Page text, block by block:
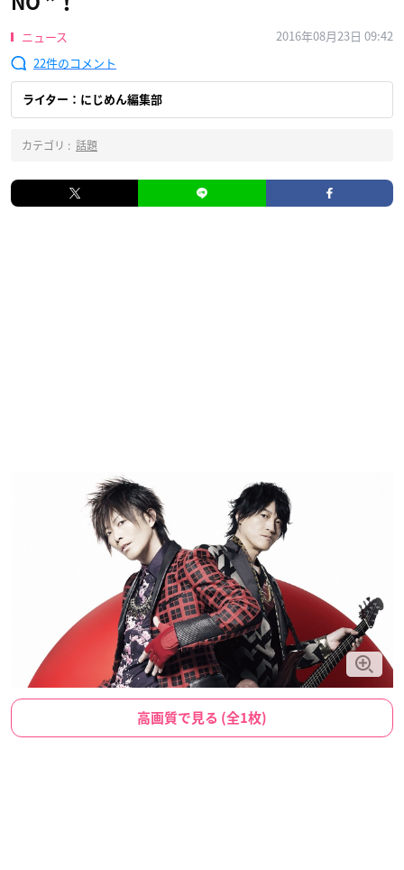
ニュース
2016年08月23日 09:42
22
ライター：にじめん編集部
カテゴリ : 話題
高画質で見る (全1枚)